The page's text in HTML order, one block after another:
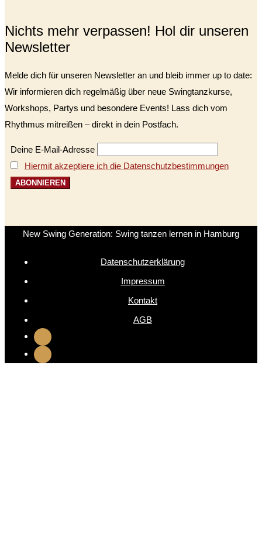
Nichts mehr verpassen! Hol dir unseren
Newsletter
Melde dich für unseren Newsletter an und bleib immer up to date:
Wir informieren dich regelmäßig über neue Swingtanzkurse,
Workshops, Partys und besondere Events! Lass dich vom
Rhythmus mitreißen – direkt in dein Postfach.
Deine E-Mail-Adresse
Hiermit akzeptiere ich die Datenschutzbestimmungen
New Swing Generation: Swing tanzen lernen in Hamburg
Datenschutzerklärung
Impressum
Kontakt
AGB